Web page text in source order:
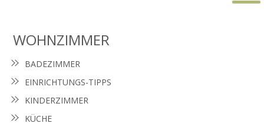
WOHNZIMMER
BADEZIMMER
EINRICHTUNGS-TIPPS
KINDERZIMMER
KÜCHE